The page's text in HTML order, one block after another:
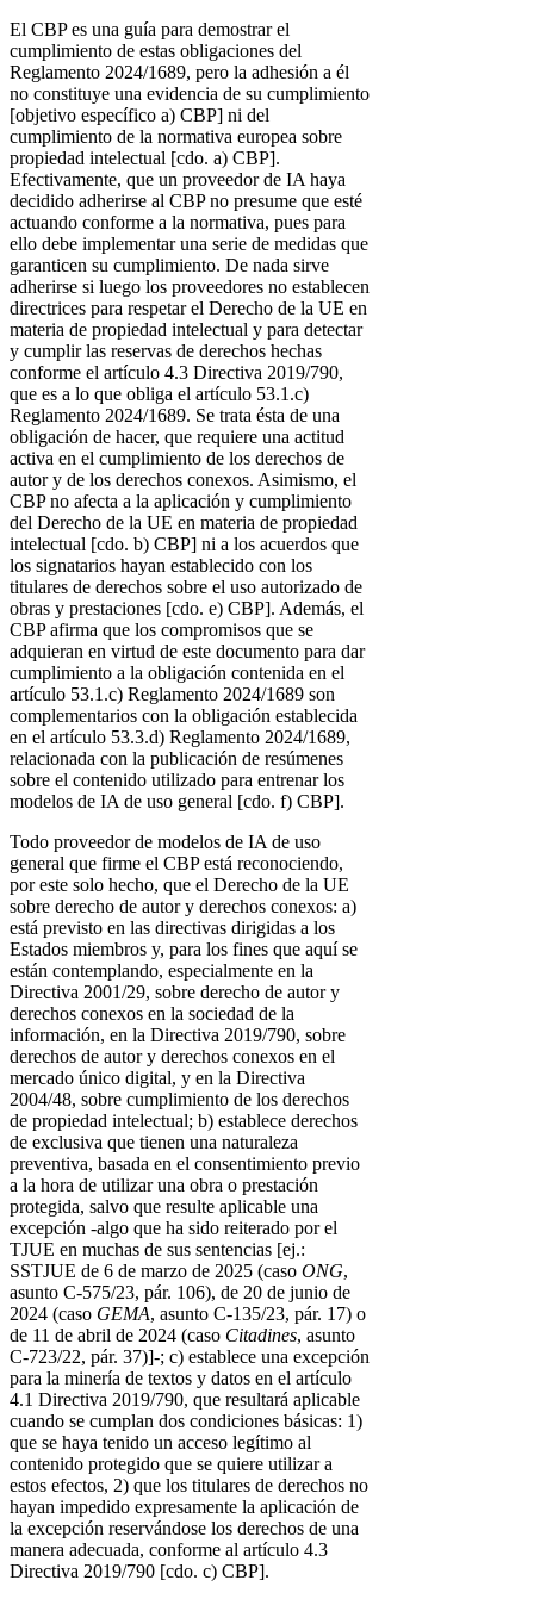
El CBP es una guía para demostrar el
cumplimiento de estas obligaciones del
Reglamento 2024/1689, pero la adhesión a él
no constituye una evidencia de su cumplimiento
[objetivo específico a) CBP] ni del
cumplimiento de la normativa europea sobre
propiedad intelectual [cdo. a) CBP].
Efectivamente, que un proveedor de IA haya
decidido adherirse al CBP no presume que esté
actuando conforme a la normativa, pues para
ello debe implementar una serie de medidas que
garanticen su cumplimiento. De nada sirve
adherirse si luego los proveedores no establecen
directrices para respetar el Derecho de la UE en
materia de propiedad intelectual y para detectar
y cumplir las reservas de derechos hechas
conforme el artículo 4.3 Directiva 2019/790,
que es a lo que obliga el artículo 53.1.c)
Reglamento 2024/1689. Se trata ésta de una
obligación de hacer, que requiere una actitud
activa en el cumplimiento de los derechos de
autor y de los derechos conexos. Asimismo, el
CBP no afecta a la aplicación y cumplimiento
del Derecho de la UE en materia de propiedad
intelectual [cdo. b) CBP] ni a los acuerdos que
los signatarios hayan establecido con los
titulares de derechos sobre el uso autorizado de
obras y prestaciones [cdo. e) CBP]. Además, el
CBP afirma que los compromisos que se
adquieran en virtud de este documento para dar
cumplimiento a la obligación contenida en el
artículo 53.1.c) Reglamento 2024/1689 son
complementarios con la obligación establecida
en el artículo 53.3.d) Reglamento 2024/1689,
relacionada con la publicación de resúmenes
sobre el contenido utilizado para entrenar los
modelos de IA de uso general [cdo. f) CBP].
Todo proveedor de modelos de IA de uso
general que firme el CBP está reconociendo,
por este solo hecho, que el Derecho de la UE
sobre derecho de autor y derechos conexos: a)
está previsto en las directivas dirigidas a los
Estados miembros y, para los fines que aquí se
están contemplando, especialmente en la
Directiva 2001/29, sobre derecho de autor y
derechos conexos en la sociedad de la
información, en la Directiva 2019/790, sobre
derechos de autor y derechos conexos en el
mercado único digital, y en la Directiva
2004/48, sobre cumplimiento de los derechos
de propiedad intelectual; b) establece derechos
de exclusiva que tienen una naturaleza
preventiva, basada en el consentimiento previo
a la hora de utilizar una obra o prestación
protegida, salvo que resulte aplicable una
excepción -algo que ha sido reiterado por el
TJUE en muchas de sus sentencias [ej.:
SSTJUE de 6 de marzo de 2025 (caso ONG,
asunto C-575/23, pár. 106), de 20 de junio de
2024 (caso GEMA, asunto C-135/23, pár. 17) o
de 11 de abril de 2024 (caso Citadines, asunto
C-723/22, pár. 37)]-; c) establece una excepción
para la minería de textos y datos en el artículo
4.1 Directiva 2019/790, que resultará aplicable
cuando se cumplan dos condiciones básicas: 1)
que se haya tenido un acceso legítimo al
contenido protegido que se quiere utilizar a
estos efectos, 2) que los titulares de derechos no
hayan impedido expresamente la aplicación de
la excepción reservándose los derechos de una
manera adecuada, conforme al artículo 4.3
Directiva 2019/790 [cdo. c) CBP].